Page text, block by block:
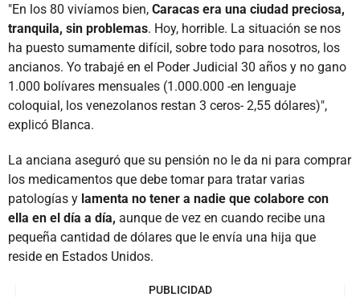
"En los 80 vivíamos bien, Caracas era una ciudad preciosa,
tranquila, sin problemas. Hoy, horrible. La situación se nos
ha puesto sumamente difícil, sobre todo para nosotros, los
ancianos. Yo trabajé en el Poder Judicial 30 años y no gano
1.000 bolívares mensuales (1.000.000 -en lenguaje
coloquial, los venezolanos restan 3 ceros- 2,55 dólares)",
explicó Blanca.
La anciana aseguró que su pensión no le da ni para comprar
los medicamentos que debe tomar para tratar varias
patologías y lamenta no tener a nadie que colabore con
ella en el día a día, aunque de vez en cuando recibe una
pequeña cantidad de dólares que le envía una hija que
reside en Estados Unidos.
PUBLICIDAD